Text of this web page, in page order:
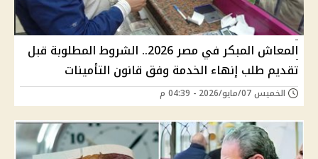
المعاش المبكر في مصر 2026.. الشروط المطلوبة قبل
تقديم طلب إنهاء الخدمة وفق قانون التأمينات
الخميس 07/مايو/2026 - 04:39 م